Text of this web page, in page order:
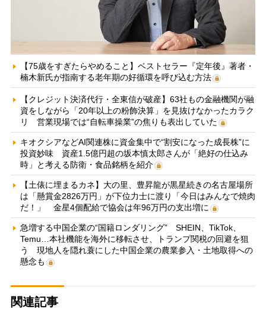
【75歳をすぎたらやめること】ベストセラー『定年後』著者・
楠木新氏が指南する老年期の好循環を呼び込む方法
【クレジット決済代行・全東信が破産】63社もの金融機関が融
資をしながら「20年以上の粉飾決算」を見抜けなかったカラク
リ 営業現場では“自転車操業”の焦りも表出していた
キオクシアなどAI関連株に資金集中で“割安になった成長株”に
投資妙味 資産1.5億円超の坂本慎太郎さんが「絶好の仕込み
時」と考える防衛・食品銘柄を紹介
【土俵に埋まるカネ】大の里、豊昇龍が黒星続きの名古屋場所
は「懸賞金2826万円」が下位力士に渡り「今日はみんなで焼肉
だ！」 金星4個配給で協会は年96万円の支出増に
急増する中国企業の“国籍ロンダリング” SHEIN、TikTok、
Temu…本社機能を海外に移転させ、トランプ関税の回避を狙
う 現地人を隠れ蓑にした中国企業の農業参入・土地取得への
懸念も
関連記事